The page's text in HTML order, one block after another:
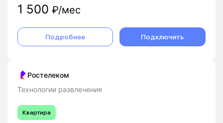
1 500 ₽/мес
Подробнее Подключить
Ростелеком
Технологии развлечения
Квартира